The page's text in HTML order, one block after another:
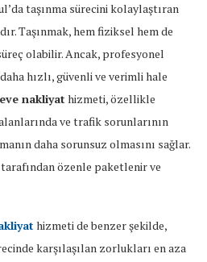
taşınma sürecini kolaylaştıran
Taşınmak, hem fiziksel hem de
olabilir. Ancak, profesyonel
hızlı, güvenli ve verimli hale
nakliyat hizmeti, özellikle
ve trafik sorunlarının
daha sorunsuz olmasını sağlar.
özenle paketlenir ve
hizmeti de benzer şekilde,
karşılaşılan zorlukları en aza